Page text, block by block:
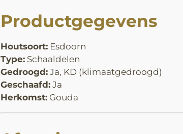
Productgegevens
Houtsoort: Esdoorn
Type: Schaaldelen
Gedroogd: Ja, KD (klimaatgedroogd)
Geschaafd: Ja
Herkomst: Gouda